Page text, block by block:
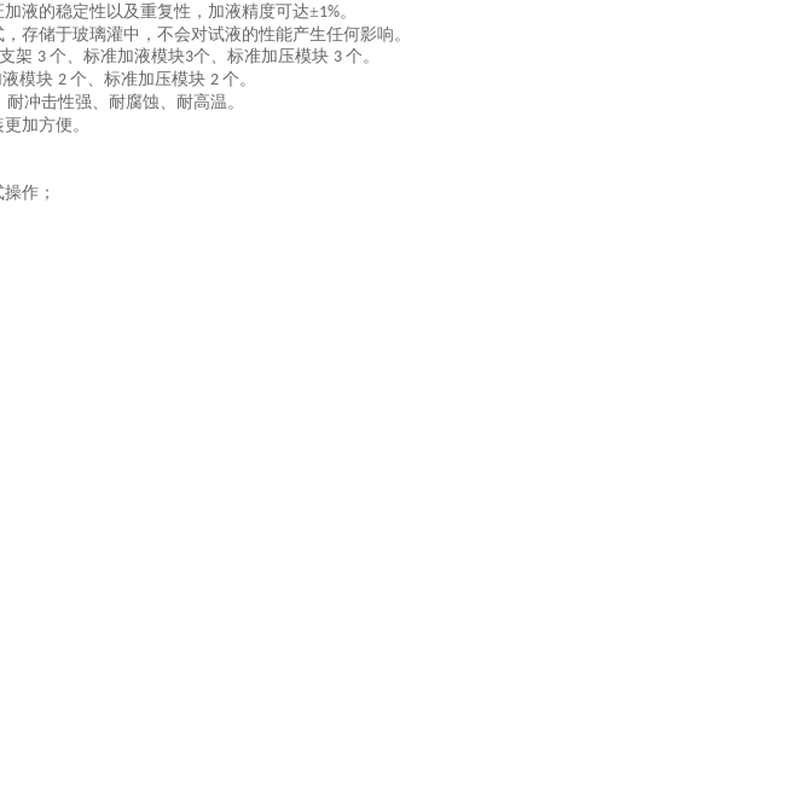
液的稳定性以及重复性，加液精度可达±1%。
存储于玻璃灌中，不会对试液的性能产生任何影响。
架 3 个、标准加液模块3个、标准加压模块 3 个。
模块 2 个、标准加压模块 2 个。
耐冲击性强、耐腐蚀、耐高温。
加方便。
作；